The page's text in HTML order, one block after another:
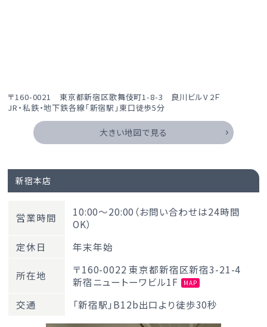
〒160-0021 東京都新宿区歌舞伎町1-8-3 良川ビルV 2Ｆ
JR・私鉄・地下鉄各線「新宿駅」東口徒歩5分
大きい地図で見る
新宿本店
営業時間
10:00～20:00（お問い合わせは24時間
OK）
定休日
年末年始
所在地
〒160-0022 東京都新宿区新宿3-21-4
新宿ニュートーワビル1F
MAP
交通 「新宿駅」B12b出口より徒歩30秒